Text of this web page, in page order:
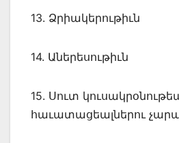
13. Ձրիակերութիւն
14. Աներեսութիւն
15. Սուտ
հաւատացեալներու